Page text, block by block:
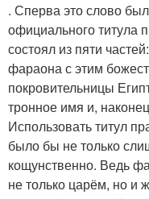
. Сперва это слово
официального титула
состоял из пяти
фараона с этим
покровительницы
тронное имя и,
Использовать титул
было бы не только
кощунственно. Ведь
не только царём, но и